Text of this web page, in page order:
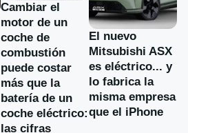
Cambiar el
motor de un
coche de
combustión
puede costar
más que la
batería de un
coche eléctrico:
las cifras
El nuevo
Mitsubishi ASX
es eléctrico... y
lo fabrica la
misma empresa
que el iPhone